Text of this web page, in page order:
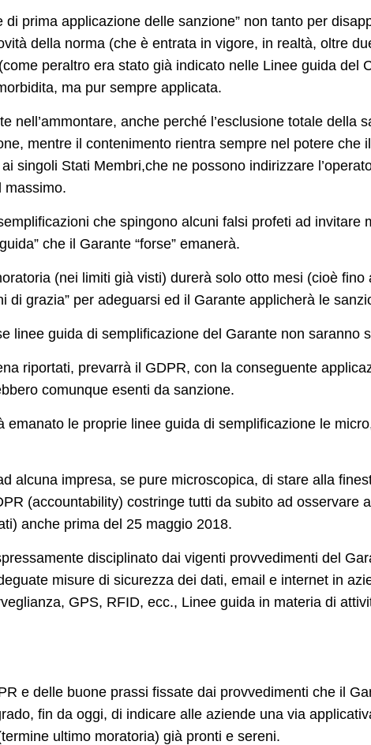
prima applicazione delle sanzione” non tanto per
della norma (che è entrata in vigore, in realtà, oltre
peraltro era stato già indicato nelle Linee guida del
ma pur sempre applicata.
nell’ammontare, anche perché l’esclusione totale della
mentre il contenimento rientra sempre nel potere che
singoli Stati Membri,che ne possono indirizzare
massimo.
che spingono alcuni falsi profeti ad invitare
” che il Garante “forse” emanerà.
(nei limiti già visti) durerà solo otto mesi (cioè
grazia” per adeguarsi ed il Garante applicherà le
linee guida di semplificazione del Garante non saranno
riportati, prevarrà il GDPR, con la conseguente
comunque esenti da sanzione.
le proprie linee guida di semplificazione le
alcuna impresa, se pure microscopica, di stare alla
(accountability) costringe tutti da subito ad osservare
anche prima del 25 maggio 2018.
disciplinato dai vigenti provvedimenti del
misure di sicurezza dei dati, email e internet in
GPS, RFID, ecc., Linee guida in materia di
e delle buone prassi fissate dai provvedimenti che il
fin da oggi, di indicare alle aziende una via
ultimo moratoria) già pronti e sereni.